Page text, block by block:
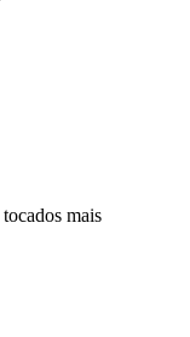
mais